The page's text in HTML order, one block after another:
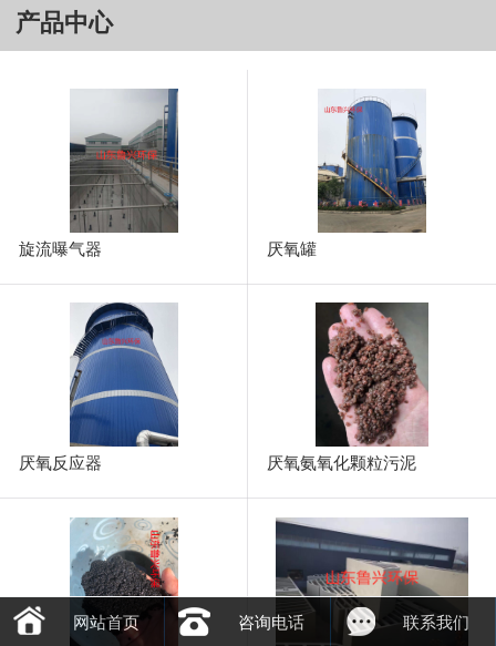
产品中心
旋流曝气器 厌氧罐
厌氧反应器 厌氧氨氧化颗粒污泥
网站首页 咨询电话 联系我们